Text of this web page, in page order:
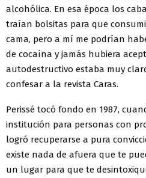
alcohólica. En esa época los
traían bolsitas para que
cama, pero a mí me podrían
de cocaína y jamás hubiera
autodestructivo estaba muy
confesar a la revista Caras.
Perissé tocó fondo en 1987,
institución para personas con
logró recuperarse a pura
existe nada de afuera que te
un lugar para que te